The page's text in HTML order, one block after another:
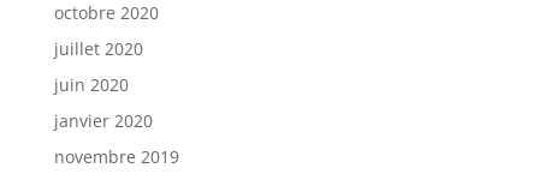
octobre 2020
juillet 2020
juin 2020
janvier 2020
novembre 2019